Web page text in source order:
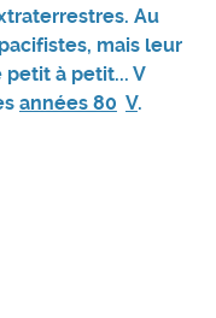
Au
mais leur
à petit... V
années 80 V.